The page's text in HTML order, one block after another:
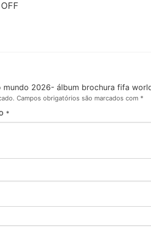
mundo 2026- álbum brochura fifa
Campos obrigatórios são marcados com *
*